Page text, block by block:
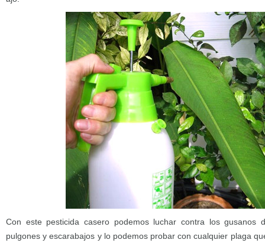
Con este pesticida casero podemos luchar contra los
pulgones y escarabajos y lo podemos probar con cualquier plaga